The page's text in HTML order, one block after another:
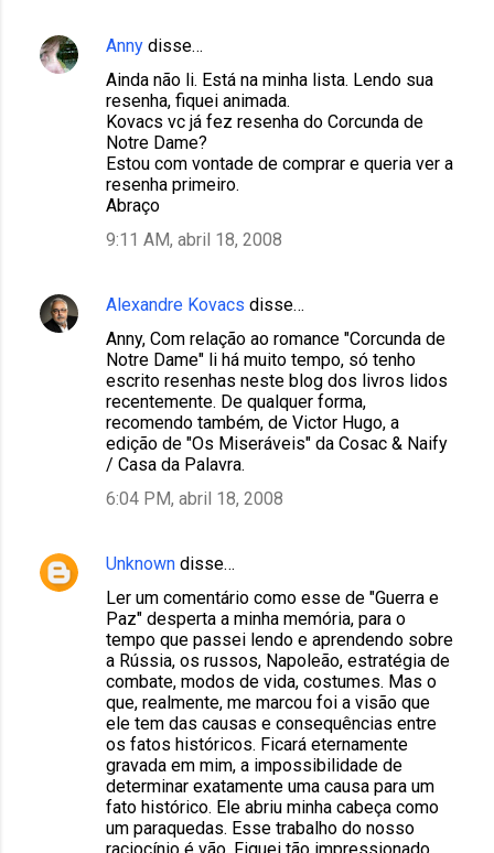
Anny disse…
Ainda não li. Está na minha lista. Lendo sua
resenha, fiquei animada.
Kovacs vc já fez resenha do Corcunda de
Notre Dame?
Estou com vontade de comprar e queria ver a
resenha primeiro.
Abraço
9:11 AM, abril 18, 2008
Alexandre Kovacs disse…
Anny, Com relação ao romance "Corcunda de
Notre Dame" li há muito tempo, só tenho
escrito resenhas neste blog dos livros lidos
recentemente. De qualquer forma,
recomendo também, de Victor Hugo, a
edição de "Os Miseráveis" da Cosac & Naify
/ Casa da Palavra.
6:04 PM, abril 18, 2008
Unknown disse…
Ler um comentário como esse de "Guerra e
Paz" desperta a minha memória, para o
tempo que passei lendo e aprendendo sobre
a Rússia, os russos, Napoleão, estratégia de
combate, modos de vida, costumes. Mas o
que, realmente, me marcou foi a visão que
ele tem das causas e consequências entre
os fatos históricos. Ficará eternamente
gravada em mim, a impossibilidade de
determinar exatamente uma causa para um
fato histórico. Ele abriu minha cabeça como
um paraquedas. Esse trabalho do nosso